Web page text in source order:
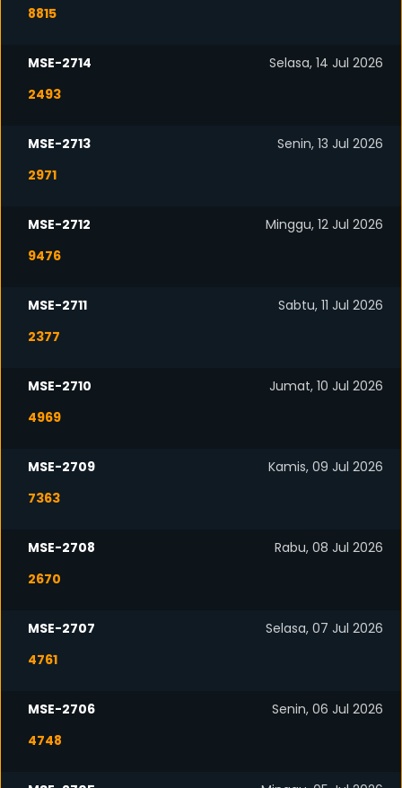
8815
MSE-2714
Selasa, 14 Jul 2026
2493
MSE-2713
Senin, 13 Jul 2026
2971
MSE-2712
Minggu, 12 Jul 2026
9476
MSE-2711
Sabtu, 11 Jul 2026
2377
MSE-2710
Jumat, 10 Jul 2026
4969
MSE-2709
Kamis, 09 Jul 2026
7363
MSE-2708
Rabu, 08 Jul 2026
2670
MSE-2707
Selasa, 07 Jul 2026
4761
MSE-2706
Senin, 06 Jul 2026
4748